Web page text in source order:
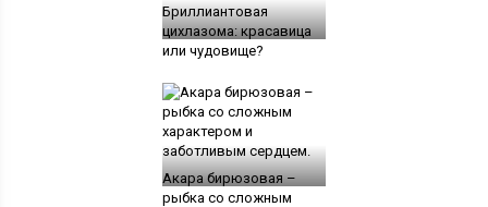
Бриллиантовая
цихлазома: красавица
или чудовище?
Акара бирюзовая –
рыбка со сложным